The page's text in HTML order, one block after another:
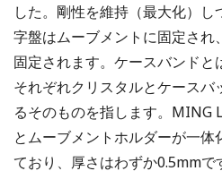
した。剛性を維持（最大化）
字盤はムーブメントに固定され
固定されます。ケースバンドと
それぞれクリスタルとケース
るそのものを指します。MING
とムーブメントホルダーが一体
ており、厚さはわずか0.5mm